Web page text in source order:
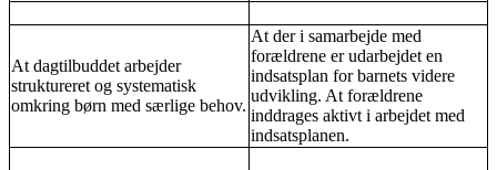
At dagtilbuddet arbejder
struktureret og systematisk
omkring børn med særlige behov.
At der i samarbejde med
forældrene er udarbejdet en
indsatsplan for barnets videre
udvikling. At forældrene
inddrages aktivt i arbejdet med
indsatsplanen.